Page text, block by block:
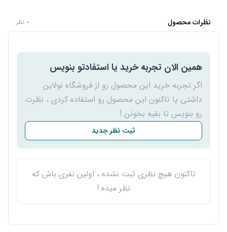
نظرات محصول 0 نظر
همین الان تجربه خرید یا استفادتو بنویس
اگر تجربه خرید این محصول رو از فروشگاه نولاین
داشتی یا تاکنون این محصول رو استفاده کردی ، نظرت
رو بنویس تا بقیه بخونن !
ثبت نظر جدید
تاکنون هیچ نظری ثبت نشده ، اولین نفری باش که
نظر میده !